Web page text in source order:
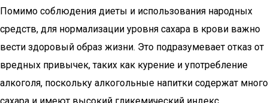
Помимо соблюдения диеты и использования народных
средств, для нормализации уровня сахара в крови важно
вести здоровый образ жизни. Это подразумевает отказ от
вредных привычек, таких как курение и употребление
алкоголя, поскольку алкогольные напитки содержат много